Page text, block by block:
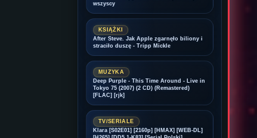
wszyscy
KSIĄŻKI
After Steve. Jak Apple zgarnęło biliony i
straciło duszę - Tripp Mickle
MUZYKA
Deep Purple - This Time Around - Live in
Tokyo 75 (2007) (2 CD) (Remastered)
[FLAC] [rjk]
TV/SERIALE
Klara [S02E01] [2160p] [HMAX] [WEB-DL]